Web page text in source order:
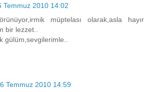
Temmuz 2010 14:02
müptelası olarak,asla hayır
bir lezzet..
gülüm,sevgilerimle..
6 Temmuz 2010 14:59